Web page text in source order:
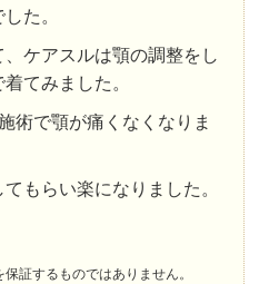
た。
ケアスルは顎の調整をし
てみました。
術で顎が痛くなくなりま
もらい楽になりました。
証するものではありません。